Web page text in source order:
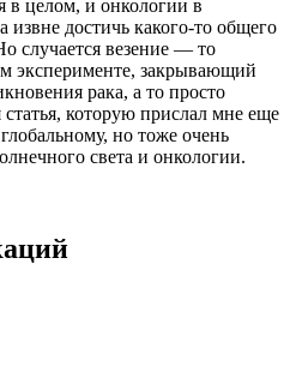
в целом, и онкологии в
извне достичь какого-то общего
случается везение — то
эксперименте, закрывающий
рака, а то просто
статья, которую прислал мне еще
но тоже очень
света и онкологии.